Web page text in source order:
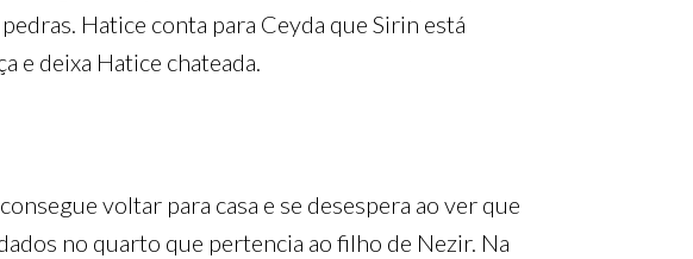
Hatice conta para Ceyda que Sirin está
e deixa Hatice chateada.
voltar para casa e se desespera ao ver que
no quarto que pertencia ao filho de Nezir. Na